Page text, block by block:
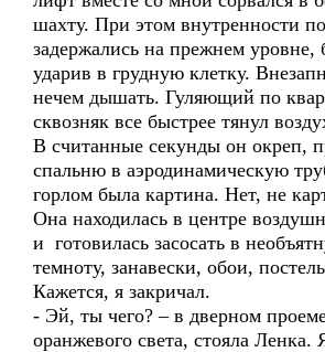
шахту. При этом внутренности
задержались на прежнем уровне,
ударив в грудную клетку.
нечем дышать. Гуляющий по
сквозняк все быстрее тянул
В считанные секунды он окреп,
спальню в аэродинамическую
горлом была картина. Нет, не
Она находилась в центре
и готовилась засосать в
темноту, занавески, обои,
Кажется, я закричал.
- Эй, ты чего? – в дверном
оранжевого света, стояла Ленка.